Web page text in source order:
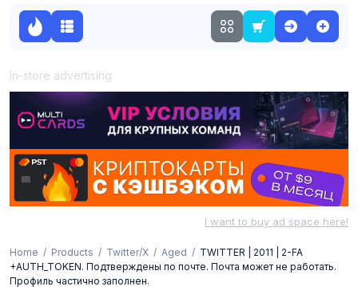
In-store advertising
I want to buy ad space here!
Home Products Twitter/X Aged
TWITTER | 2011 | 2-FA
+AUTH_TOKEN. Подтверждены по почте. Почта может не работать.
Профиль частично заполнен.